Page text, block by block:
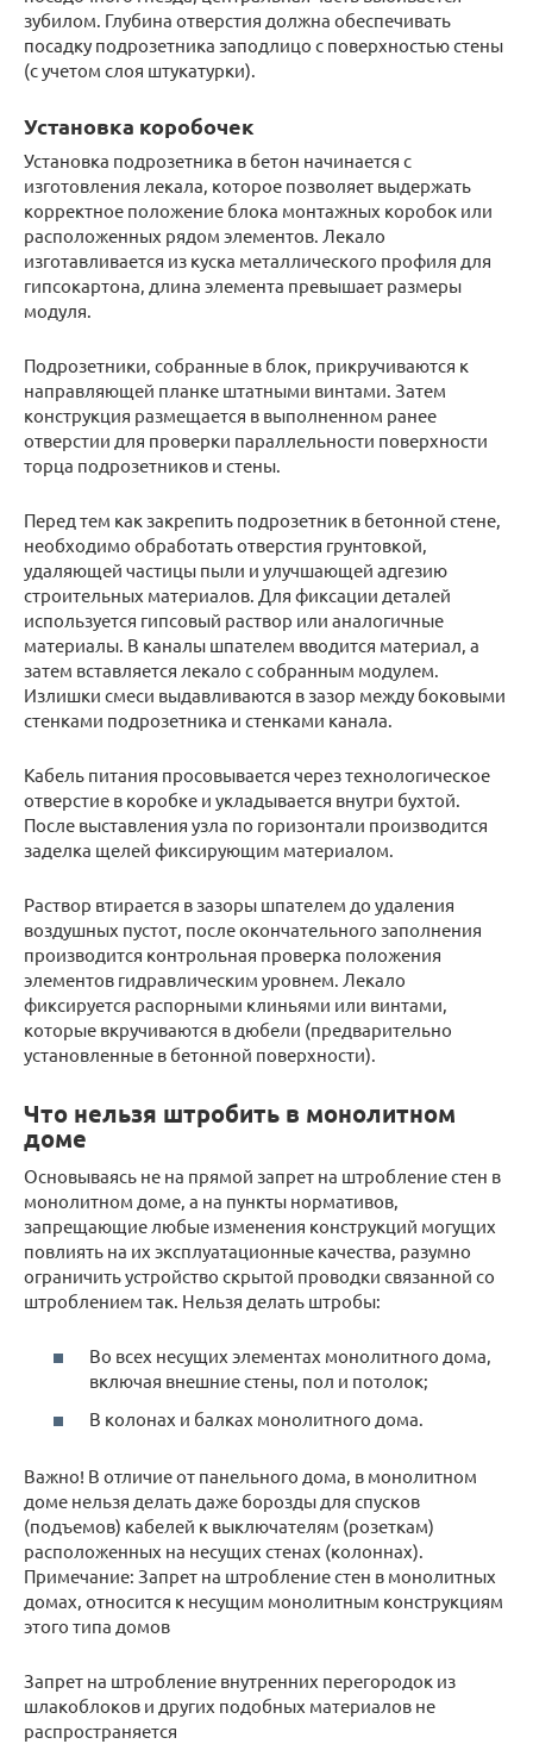
зубилом. Глубина отверстия должна обеспечивать
посадку подрозетника заподлицо с поверхностью стены
(с учетом слоя штукатурки).
Установка коробочек
Установка подрозетника в бетон начинается с
изготовления лекала, которое позволяет выдержать
корректное положение блока монтажных коробок или
расположенных рядом элементов. Лекало
изготавливается из куска металлического профиля для
гипсокартона, длина элемента превышает размеры
модуля.
Подрозетники, собранные в блок, прикручиваются к
направляющей планке штатными винтами. Затем
конструкция размещается в выполненном ранее
отверстии для проверки параллельности поверхности
торца подрозетников и стены.
Перед тем как закрепить подрозетник в бетонной стене,
необходимо обработать отверстия грунтовкой,
удаляющей частицы пыли и улучшающей адгезию
строительных материалов. Для фиксации деталей
используется гипсовый раствор или аналогичные
материалы. В каналы шпателем вводится материал, а
затем вставляется лекало с собранным модулем.
Излишки смеси выдавливаются в зазор между боковыми
стенками подрозетника и стенками канала.
Кабель питания просовывается через технологическое
отверстие в коробке и укладывается внутри бухтой.
После выставления узла по горизонтали производится
заделка щелей фиксирующим материалом.
Раствор втирается в зазоры шпателем до удаления
воздушных пустот, после окончательного заполнения
производится контрольная проверка положения
элементов гидравлическим уровнем. Лекало
фиксируется распорными клиньями или винтами,
которые вкручиваются в дюбели (предварительно
установленные в бетонной поверхности).
Что нельзя штробить в монолитном
доме
Основываясь не на прямой запрет на штробление стен в
монолитном доме, а на пункты нормативов,
запрещающие любые изменения конструкций могущих
повлиять на их эксплуатационные качества, разумно
ограничить устройство скрытой проводки связанной со
штроблением так. Нельзя делать штробы:
Во всех несущих элементах монолитного дома,
включая внешние стены, пол и потолок;
В колонах и балках монолитного дома.
Важно! В отличие от панельного дома, в монолитном
доме нельзя делать даже борозды для спусков
(подъемов) кабелей к выключателям (розеткам)
расположенных на несущих стенах (колоннах).
Примечание: Запрет на штробление стен в монолитных
домах, относится к несущим монолитным конструкциям
этого типа домов
Запрет на штробление внутренних перегородок из
шлакоблоков и других подобных материалов не
распространяется